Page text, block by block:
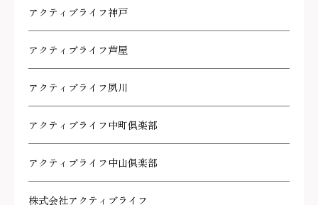
アクティブライフ神戸
アクティブライフ芦屋
アクティブライフ夙川
アクティブライフ中町倶楽部
アクティブライフ中山倶楽部
株式会社アクティブライフ